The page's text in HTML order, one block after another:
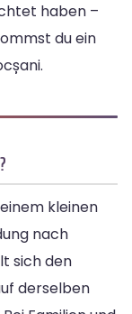
haben –
du ein
kleinen
nach
sich den
derselben